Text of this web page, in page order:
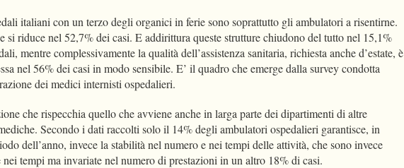
italiani con un terzo degli organici in ferie sono soprattutto gli ambulatori a risentirne.
si riduce nel 52,7% dei casi. E addirittura queste strutture chiudono del tutto nel 15,1%
mentre complessivamente la qualità dell’assistenza sanitaria, richiesta anche d’estate, è
nel 56% dei casi in modo sensibile. E’ il quadro che emerge dalla survey condotta
dei medici internisti ospedalieri.
che rispecchia quello che avviene anche in larga parte dei dipartimenti di altre
Secondo i dati raccolti solo il 14% degli ambulatori ospedalieri garantisce, in
dell’anno, invece la stabilità nel numero e nei tempi delle attività, che sono invece
tempi ma invariate nel numero di prestazioni in un altro 18% di casi.